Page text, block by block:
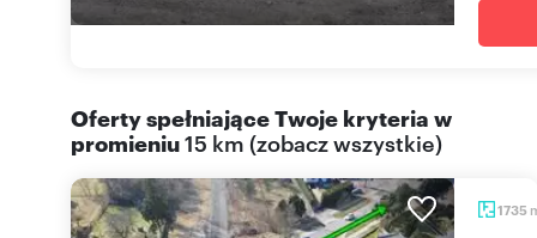
Oferty spełniające Twoje kryteria w
promieniu15 km (zobacz wszystkie)
1735